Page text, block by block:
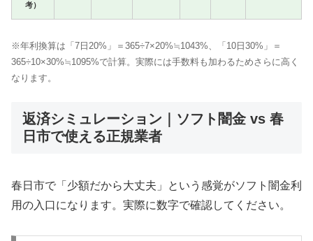
考）
※年利換算は「7日20%」＝365÷7×20%≒1043%、「10日30%」＝
365÷10×30%≒1095%で計算。実際には手数料も加わるためさらに高く
なります。
返済シミュレーション｜ソフト闇金 vs 春
日市で使える正規業者
春日市で「少額だから大丈夫」という感覚がソフト闇金利
用の入口になります。実際に数字で確認してください。